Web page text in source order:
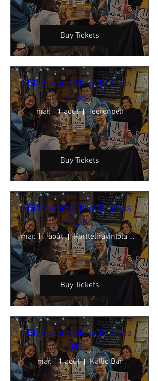
Buy Tickets
BlaBla and Make Friends
(LAH)
mar. 11 août Teerenpeli
Buy Tickets
BlaBla and Make Friends
(TUK)
mar. 11 août Kortteliravintola ARVO
Buy Tickets
BlaBla and Make Friends
(HEL)
mar. 11 août Kallio Bar